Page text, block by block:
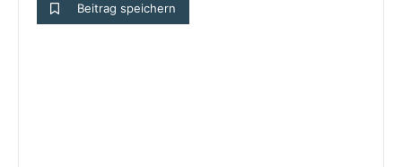
Beitrag speichern